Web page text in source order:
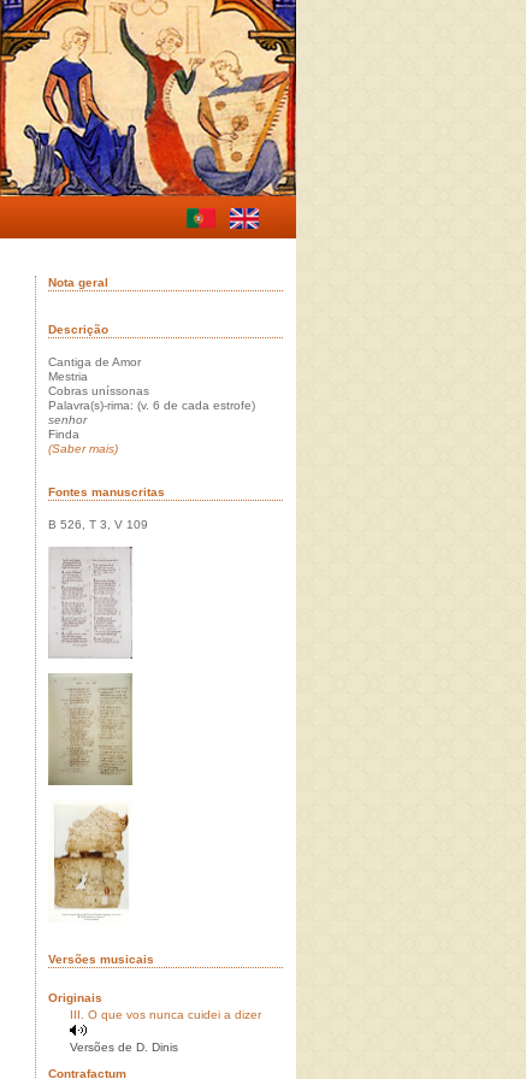
Nota geral
Descrição
Cantiga de Amor
Mestria
Cobras uníssonas
Palavra(s)-rima: (v. 6 de cada estrofe)
senhor
Finda
(Saber mais)
Fontes manuscritas
B 526, T 3, V 109
Versões musicais
Originais
III. O que vos nunca cuidei a dizer
Versões de D. Dinis
Contrafactum